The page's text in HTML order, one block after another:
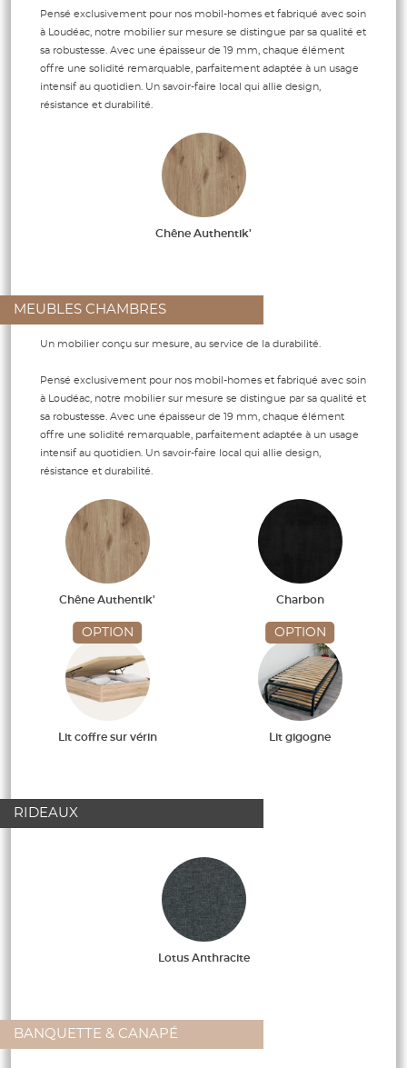
Pensé exclusivement pour nos mobil-homes et fabriqué avec soin
à Loudéac, notre mobilier sur mesure se distingue par sa qualité et
sa robustesse. Avec une épaisseur de 19 mm, chaque élément
offre une solidité remarquable, parfaitement adaptée à un usage
intensif au quotidien. Un savoir-faire local qui allie design,
résistance et durabilité.
Chêne Authentik'
MEUBLES CHAMBRES
Un mobilier conçu sur mesure, au service de la durabilité.
Pensé exclusivement pour nos mobil-homes et fabriqué avec soin
à Loudéac, notre mobilier sur mesure se distingue par sa qualité et
sa robustesse. Avec une épaisseur de 19 mm, chaque élément
offre une solidité remarquable, parfaitement adaptée à un usage
intensif au quotidien. Un savoir-faire local qui allie design,
résistance et durabilité.
Chêne Authentik' Charbon
OPTION
Lit coffre sur vérin
OPTION
Lit gigogne
RIDEAUX
Lotus Anthracite
BANQUETTE & CANAPÉ